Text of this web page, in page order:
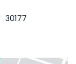
30177